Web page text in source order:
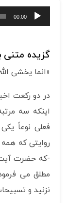
پخش‌کننده
صوت
00:00
گزیده
«انما یخشی
در دو رکعت
اینکه سه
فعلی نوعاً
روایتی که
-که حضرت آیت
مطلق می
نزنید و